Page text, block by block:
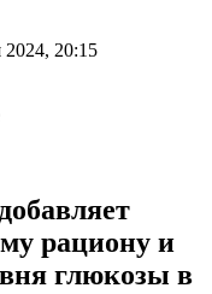
2024, 20:15
рациону и
глюкозы в